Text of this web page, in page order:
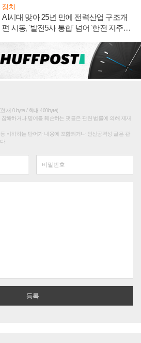
정치
AI시대 맞아 25년 만에 전력산업 구조개
편 시동, '발전5사 통합' 넘어 '한전 지주사'
재 0 byte / 최대 400byte)
해하거나 명예를 훼손하는 댓글은 관련 법률에 의해 제재
비하하는 단어가 내용에 포함되거나 인신공격성 글은 관
.